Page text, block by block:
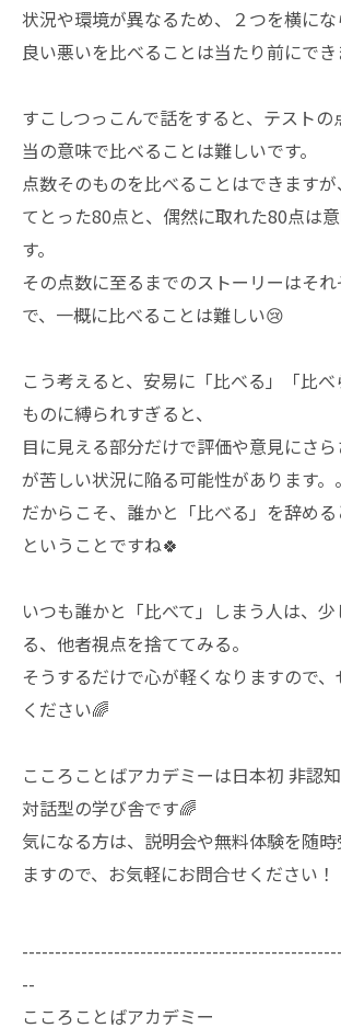
状況や環境が異なるため、２つを横に
良い悪いを比べることは当たり前にで
すこしつっこんで話をすると、テストの
当の意味で比べることは難しいです。
点数そのものを比べることはできます
てとった80点と、偶然に取れた80点は
す。
その点数に至るまでのストーリーはそ
で、一概に比べることは難しい😢
こう考えると、安易に「比べる」「比
ものに縛られすぎると、
目に見える部分だけで評価や意見にさ
が苦しい状況に陥る可能性があります。。
だからこそ、誰かと「比べる」を辞め
ということですね🍀
いつも誰かと「比べて」しまう人は、
る、他者視点を捨ててみる。
そうするだけで心が軽くなりますので
ください🌈
こころことばアカデミーは日本初 非認
対話型の学び舎です🌈
気になる方は、説明会や無料体験を随
ますので、お気軽にお問合せください！
--
こころことばアカデミー